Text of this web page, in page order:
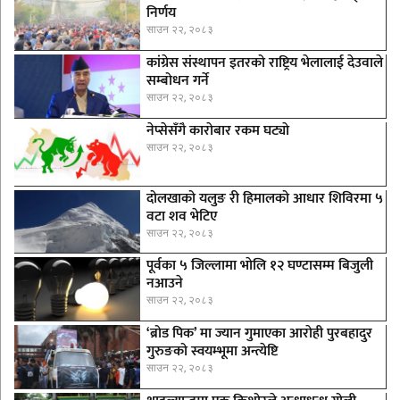
निर्णय
साउन २२, २०८३
कांग्रेस संस्थापन इतरको राष्ट्रिय भेलालाई देउवाले
सम्बोधन गर्ने
साउन २२, २०८३
नेप्सेसँगै काराेबार रकम घट्याे
साउन २२, २०८३
दोलखाको यलुङ री हिमालको आधार शिविरमा ५
वटा शव भेटिए
साउन २२, २०८३
पूर्वका ५ जिल्लामा भाेलि १२ घण्टासम्म बिजुली
नआउने
साउन २२, २०८३
‘ब्रोड पिक’ मा ज्यान गुमाएका आराेही पुरबहादुर
गुरुङको स्वयम्भूमा अन्त्येष्टि
साउन २२, २०८३